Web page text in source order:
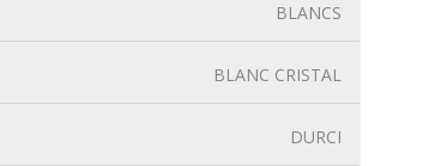
BLANCS
BLANC CRISTAL
DURCI